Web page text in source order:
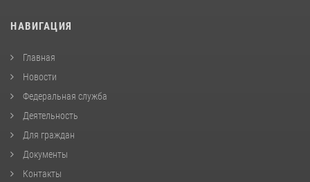
НАВИГАЦИЯ
Главная
Новости
Федеральная служба
Деятельность
Для граждан
Документы
Контакты